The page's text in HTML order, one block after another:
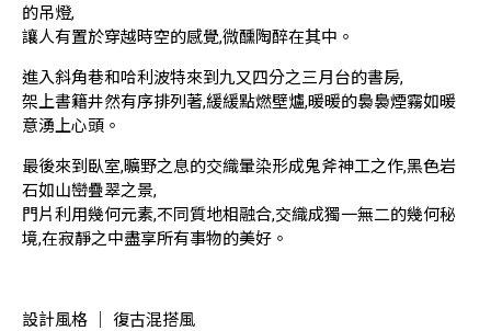
的吊燈,
讓人有置於穿越時空的感覺,微醺陶醉在其中。
進入斜角巷和哈利波特來到九又四分之三月台的書房,
架上書籍井然有序排列著,緩緩點燃壁爐,暖暖的裊裊煙霧如暖
意湧上心頭。
最後來到臥室,曠野之息的交織暈染形成鬼斧神工之作,黑色岩
石如山巒疊翠之景,
門片利用幾何元素,不同質地相融合,交織成獨一無二的幾何秘
境,在寂靜之中盡享所有事物的美好。
設計風格 ｜ 復古混搭風